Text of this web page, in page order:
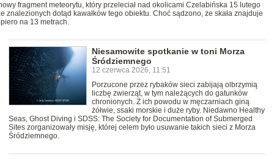
fragment meteorytu, który przeleciał nad okolicami Czelabińska 15 lutego
znalezionych dotąd kawałków tego obiektu. Choć sądzono, że skała znajduje
na 13 metrach.
Niesamowite spotkanie w toni Morza
Śródziemnego
12 czerwca 2026, 11:51
Porzucone przez rybaków sieci zabijają olbrzymią
liczbę zwierząt, w tym należących do gatunków
chronionych. Z ich powodu w męczarniach giną
żółwie, ssaki morskie i duże ryby. Niedawno Healthy
Seas, Ghost Diving i SDSS: The Society for Documentation of Submerged
Sites zorganizowały misję, której celem było usuwanie takich sieci z Morza
Śródziemnego.